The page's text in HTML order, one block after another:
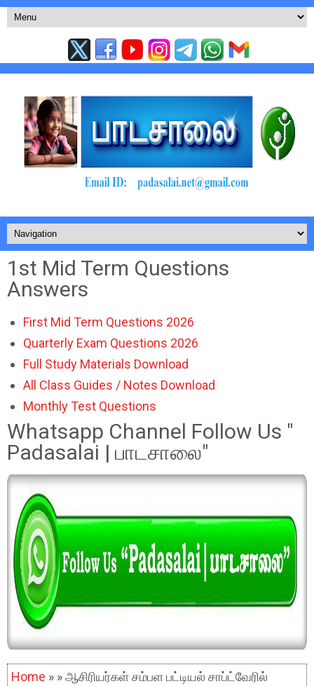
1st Mid Term Questions
Answers
First Mid Term Questions 2026
Quarterly Exam Questions 2026
Full Study Materials Download
All Class Guides / Notes Download
Monthly Test Questions
Whatsapp Channel Follow Us "
Padasalai | பாடசாலை"
Home » » ஆசிரியர்கள் சம்பள பட்டியல் சாப்ட்வேரில்